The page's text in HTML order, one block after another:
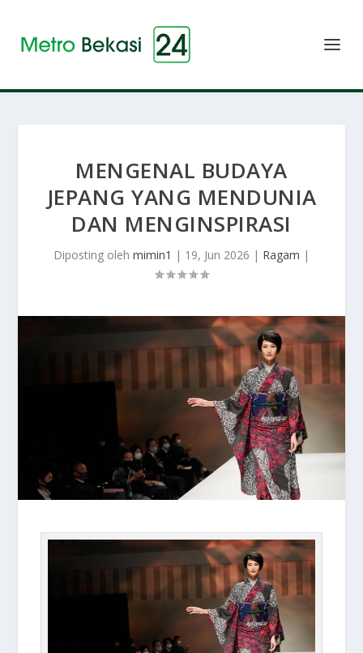
MENGENAL BUDAYA
JEPANG YANG MENDUNIA
DAN MENGINSPIRASI
Diposting oleh mimin1 | 19, Jun 2026 | Ragam |